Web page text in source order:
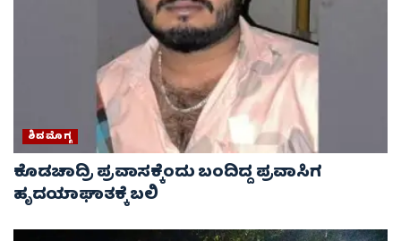
ಶಿವಮೊಗ್ಗ
ಕೊಡಚಾದ್ರಿ ಪ್ರವಾಸಕ್ಕೆಂದು ಬಂದಿದ್ದ ಪ್ರವಾಸಿಗ
ಹೃದಯಾಘಾತಕ್ಕೆ ಬಲಿ